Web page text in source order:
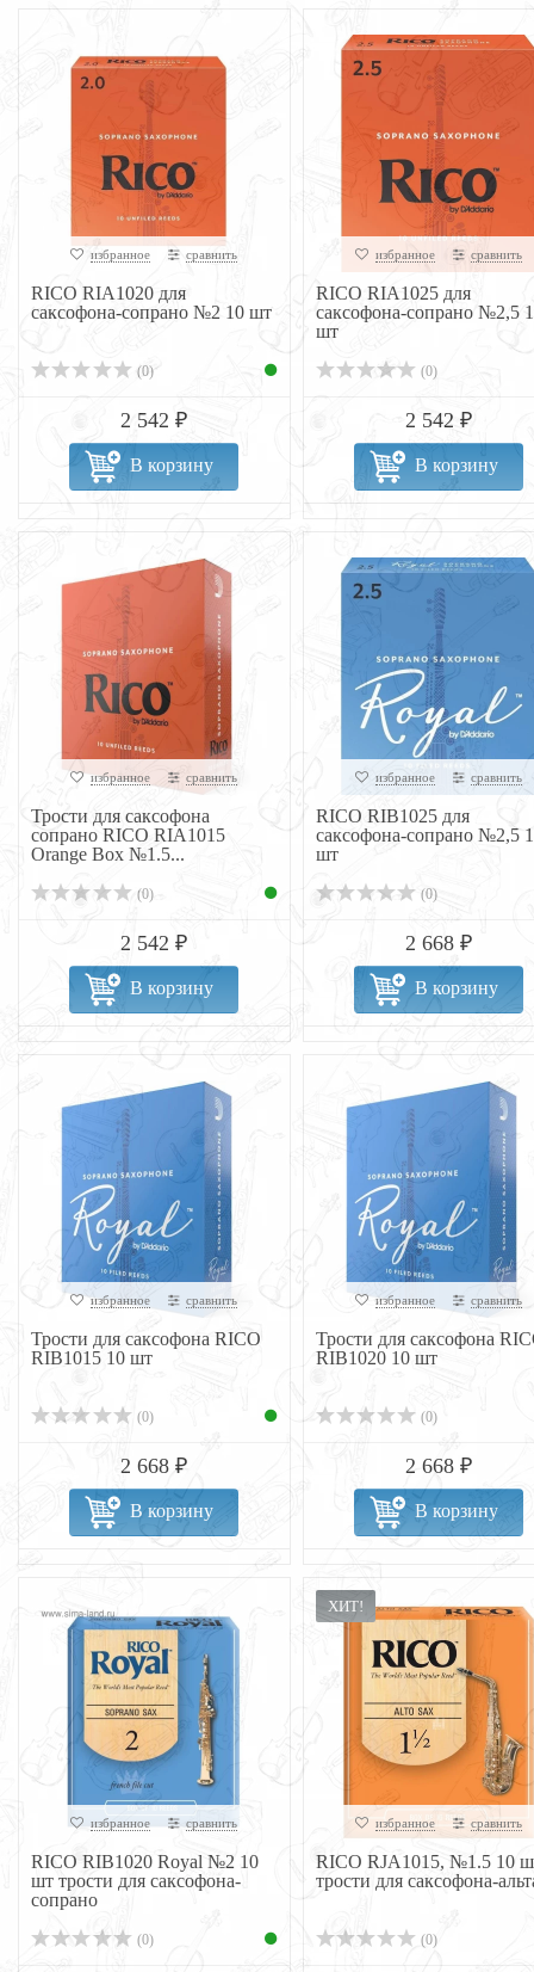
избранное сравнить
RICO RIA1020 для
саксофона-сопрано №2 10 шт
(0)
2 542 ₽
В корзину
избранное сравнить
RICO RIA1025 для
саксофона-сопрано №2,5
шт
(0)
2 542 ₽
В корзину
избранное сравнить
Трости для саксофона
сопрано RICO RIA1015
Orange Box №1.5...
(0)
2 542 ₽
В корзину
избранное сравнить
RICO RIB1025 для
саксофона-сопрано №2,5
шт
(0)
2 668 ₽
В корзину
избранное сравнить
Трости для саксофона RICO
RIB1015 10 шт
(0)
2 668 ₽
В корзину
избранное сравнить
Трости для саксофона
RIB1020 10 шт
(0)
2 668 ₽
В корзину
избранное сравнить
RICO RIB1020 Royal №2 10
шт трости для саксофона-
сопрано
(0)
ХИТ!
избранное сравнить
RICO RJA1015, №1.5 10
трости для саксофона-
(0)